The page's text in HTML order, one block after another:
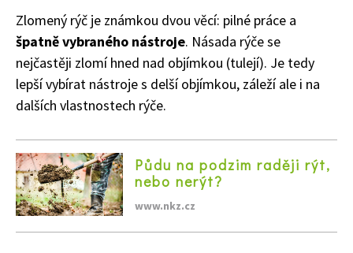
Zlomený rýč je známkou dvou věcí: pilné práce a
špatně vybraného nástroje. Násada rýče se
nejčastěji zlomí hned nad objímkou (tulejí). Je tedy
lepší vybírat nástroje s delší objímkou, záleží ale i na
dalších vlastnostech rýče.
Půdu na podzim raději rýt,
nebo nerýt?
www.nkz.cz